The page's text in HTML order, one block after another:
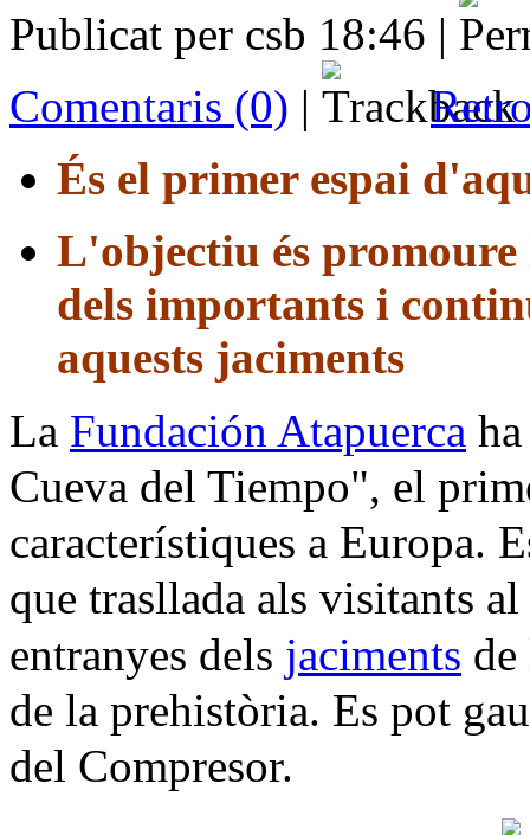
Publicat per csb 18:46 |
Comentaris (0) |
És el primer espai
L'objectiu és
dels importants i
aquests jaciments
La Fundación Atapuerca
Cueva del Tiempo", el
característiques a Europa.
que trasllada als visitants
entranyes dels jaciments de
de la prehistòria. Es pot
del Compresor.